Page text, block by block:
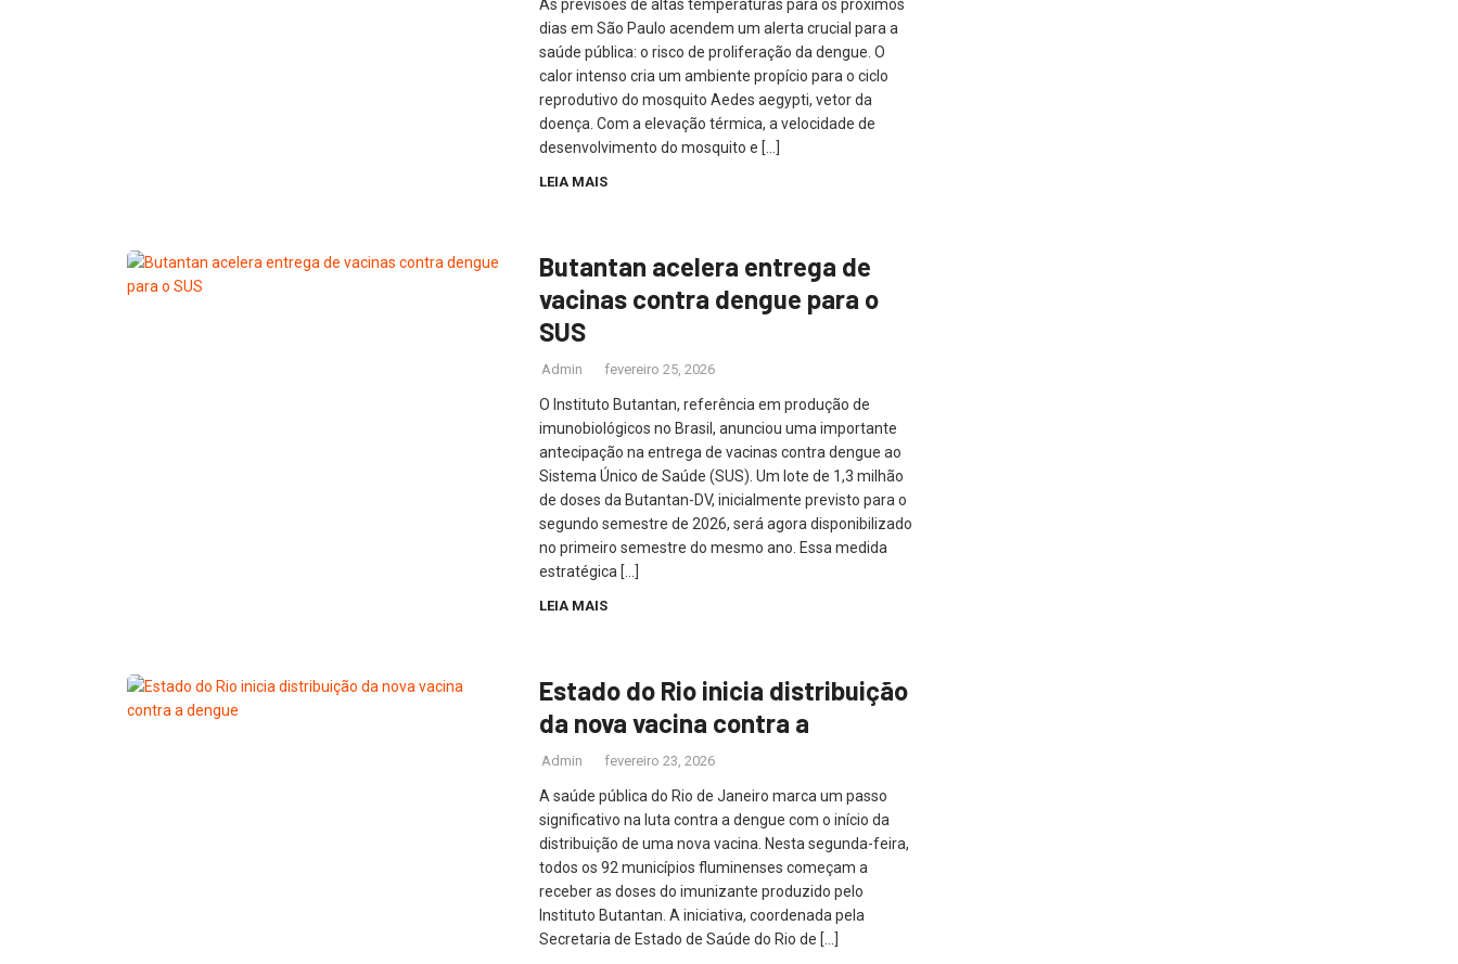
As previsões de altas temperaturas para os próximos
dias em São Paulo acendem um alerta crucial para a
saúde pública: o risco de proliferação da dengue. O
calor intenso cria um ambiente propício para o ciclo
reprodutivo do mosquito Aedes aegypti, vetor da
doença. Com a elevação térmica, a velocidade de
desenvolvimento do mosquito e […]
LEIA MAIS
Butantan acelera entrega de
vacinas contra dengue para o
SUS
Admin fevereiro 25, 2026
O Instituto Butantan, referência em produção de
imunobiológicos no Brasil, anunciou uma importante
antecipação na entrega de vacinas contra dengue ao
Sistema Único de Saúde (SUS). Um lote de 1,3 milhão
de doses da Butantan-DV, inicialmente previsto para o
segundo semestre de 2026, será agora disponibilizado
no primeiro semestre do mesmo ano. Essa medida
estratégica […]
LEIA MAIS
Estado do Rio inicia distribuição
da nova vacina contra a
Admin fevereiro 23, 2026
A saúde pública do Rio de Janeiro marca um passo
significativo na luta contra a dengue com o início da
distribuição de uma nova vacina. Nesta segunda-feira,
todos os 92 municípios fluminenses começam a
receber as doses do imunizante produzido pelo
Instituto Butantan. A iniciativa, coordenada pela
Secretaria de Estado de Saúde do Rio de […]